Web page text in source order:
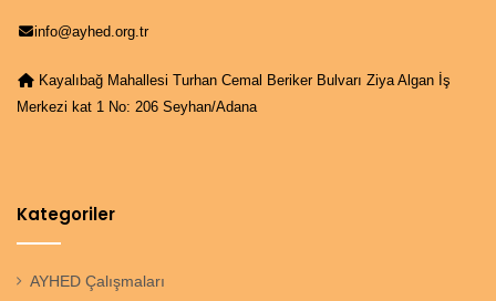
info@ayhed.org.tr
Kayalıbağ Mahallesi Turhan Cemal Beriker Bulvarı Ziya Algan İş
Merkezi kat 1 No: 206 Seyhan/Adana
Kategoriler
AYHED Çalışmaları